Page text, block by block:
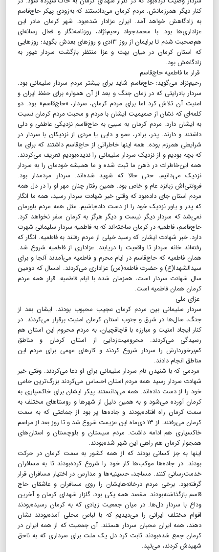
کنار دیگر همرزمانش. مردم کرمان می‌دانستند که به‌زودی پیکر حاج‌قاسم
به زادگاهش خواهد آمد. ایران عزادار شده‌بود. شهر کرمان مادر این
عزاداری‌ها بود. با محمدجواد رحیم‌نژاد، روزنامه‌نگار و فعال رسانه‌ای
هم‌صحبت شدم تا برایمان از روز ۱۳دی و روزهای بعدش بگوید؛ روزهایی
که استان کرمان در میان بهت و عزا منتظر بازگشت سردار غیور به
زادگاهش بود.
قرار ما فاطمیه حاج‌قاسم
رحیم‌نژاد می‌گوید: حاج‌قاسم شاید برای بیشتر مردم سردار سلیمانی بود.
سردار بادرایتی که در زمان جنگ و بعد از آن همواره برای حفظ ایران و
امنیت آن تلاش کرد اما برای مردم کرمان، سردار، «حاج‌قاسم» بود. دو
کلمه‌ای که نشان از صمیمیت ایشان با مردم و محبت مردم کرمان نسبت
به ایشان دارد. مردم کرمان به سببی به حاج‌قاسم نزدیکی عاطفی و دلی
داشتند و دارند. پدر، برادر، عمو و دایی یا مردی از نزدیکان با سردار در
شرایطی همرزم بوده. همه اینها خاطراتی از حاج‌قاسم داشتند که برای ما
که بچه بودیم و از نزدیک سردار سلیمانی را ندیده‌بودیم تعریف می‌کردند.
همه این‌خاطرات در ذهن ما ثبت شده و ما همیشه خودمان را به سردار
نزدیک می‌دانیم، حتی حالا که شهید شده‌اند. سردار مردمدار بود.
فروتنی‌اش زبانزد عام و خاص بود. همین رفتار چنان مهر او را در دل همه
مردم استان جای داده‌بود که وقتی خبر شهادت سردار رسید، همه ما انگار
که پدر و یاور نزدیک خود را از دست داده‌باشیم. مثل همه مردم باورمان
نمی‌شد که سردار دیگر نیست و دیگر هرگز به کرمان سفر نخواهد کرد.
حاج‌قاسم، فاطمیه در کرمان ساخته‌اند که به فاطمیه سردار سلیمانی شهرت
دارد. خبر شهادت ایشان که رسید خیلی از مردم رفتند به فاطمیه. انگار که
رفته‌اند خانه سردار تا واقعیت را دریابند. عزاداری از فاطمیه شروع شد.
همان فاطمیه که حاج‌قاسم در ایام محرم و فاطمیه می‌آمدند آنجا و برای
سیدالشهدا(ع) و حضرت فاطمه(س) عزاداری می‌کردند. امسال که دومین
سال شهادت سردار است، همزمان شده با ایام فاطمیه. قرار همه مردم
کرمان همان فاطمیه است.
عزای ملی
سردار سلیمانی بین مردم کرمان عجیب محبوب بودند. ایشان بعد از
جنگ، سال‌ها در شرق و جنوب استان کرمان امنیت برقرار می‌کردند. در
کنار ایجاد امنیت و مبارزه با قاچاقچیان، به مردم محروم این استان هم
رسیدگی می‌کردند. محرومیت‌زدایی از استان کرمان و مناطق‌
کم‌برخوردارش را سردار شروع کردند و کارهای مهمی برای مردم این
مناطق انجام دادند.
مردمی که با شنیدن نام سردار سلیمانی برای او دعا می‌کردند. وقتی خبر
شهادت سردار رسید همه مردم استان احساس می‌کردند بزرگ‌ترین حامی
خود را از دست داده‌اند. همه می‌دانستند پیکر ایشان برای خاکسپاری به
کرمان آورده می‌شود و به همین دلیل از شهرها و روستاهای مختلف به
سمت کرمان راه افتاده‌بودند و جاده‌ها پر بود از جماعتی که به سمت
کرمان می‌رفتند. از ۱۳ دی‌ماه این عزیمت شروع شد و تا روز بعد از مراسم
خاکسپاری هم ادامه داشت. مردم سیستان و بلوچستان و استان‌‌های
همجوار کرمان هم راهی این شهر شده‌بودند.
اینها به جز کسانی بودند که از همه کشور به سمت کرمان در حرکت
بودند. در جاده‌ها موکب‌ها کار خود را شروع کرده‌بودند تا به مسافران
خدمت‌رسانی کنند. مساجد، حسینیه‌ها و مدارس در اختیار مسافران قرار
گرفته‌بود. برخی مردم در‌خانه‌هایشان را روی مسافران و عاشقان حاج
قاسم بازگذاشته‌بودند. مقصد همه یکی بود، گلزار شهدای کرمان و آخرین
وداع با سردار دل‌ها. در میان جمعیت زیادی که به کرمان رسیده‌بودند
اقوام مختلف ایرانی را می‌دیدیم که با لباس محلی آمده‌بودند نشان
دهند، همه ایران محبان سردار هستند. آن جمعیت که از همه ایران در
کرمان جمع شده‌بودند ثابت کرد دل یک ملت برای سرداری که به ناحق
شهید‌ش کردند، می‌تپد.